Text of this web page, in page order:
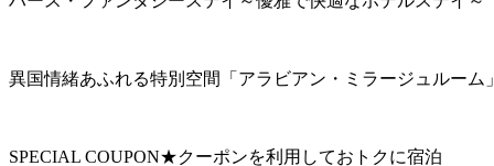
異国情緒あふれる特別空間「アラビアン・ミラージュルーム
SPECIAL COUPON★クーポンを利用しておトクに宿泊